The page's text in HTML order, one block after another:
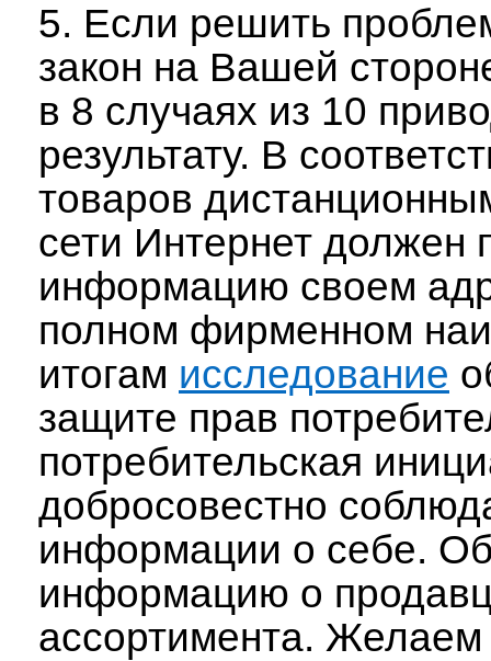
5. Если решить
закон на Вашей
в 8 случаях из 10
результату. В
товаров
сети Интернет должен
информацию своем
полном фирменном
итогам исследование
защите прав
потребительская
добросовестно
информации о себе.
информацию о
ассортимента. Желаем